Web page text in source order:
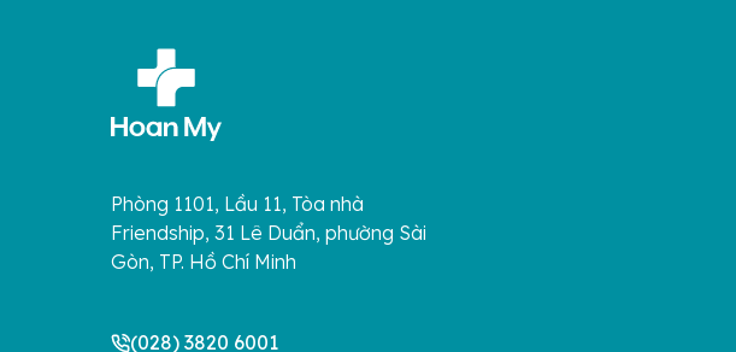
Phòng 1101, Lầu 11, Tòa nhà
Friendship, 31 Lê Duẩn, phường Sài
Gòn, TP. Hồ Chí Minh
(028) 3820 6001